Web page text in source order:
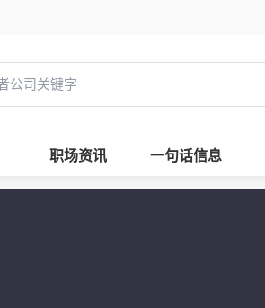
职场资讯 一句话信息